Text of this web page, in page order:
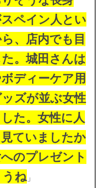
ペイン人とい
、店内でも目
。城田さんは
ディーケア用
ズが並ぶ女性
た。女性に人
ていましたか
のプレゼント
ね 」